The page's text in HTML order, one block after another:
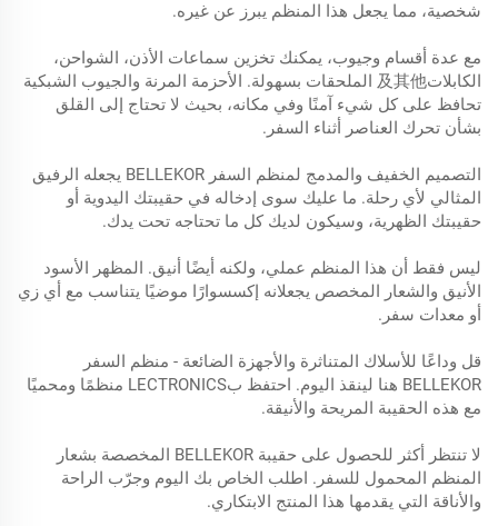
شخصية، مما يجعل هذا المنظم يبرز عن غيره.
مع عدة أقسام وجيوب، يمكنك تخزين سماعات الأذن، الشواحن،
الكابلات及其他 الملحقات بسهولة. الأحزمة المرنة والجيوب الشبكية
تحافظ على كل شيء آمنًا وفي مكانه، بحيث لا تحتاج إلى القلق
بشأن تحرك العناصر أثناء السفر.
التصميم الخفيف والمدمج لمنظم السفر BELLEKOR يجعله الرفيق
المثالي لأي رحلة. ما عليك سوى إدخاله في حقيبتك اليدوية أو
حقيبتك الظهرية، وسيكون لديك كل ما تحتاجه تحت يدك.
ليس فقط أن هذا المنظم عملي، ولكنه أيضًا أنيق. المظهر الأسود
الأنيق والشعار المخصص يجعلانه إكسسوارًا موضيًا يتناسب مع أي زي
أو معدات سفر.
قل وداعًا للأسلاك المتناثرة والأجهزة الضائعة - منظم السفر
BELLEKOR هنا لينقذ اليوم. احتفظ بLECTRONICS منظمًا ومحميًا
مع هذه الحقيبة المريحة والأنيقة.
لا تنتظر أكثر للحصول على حقيبة BELLEKOR المخصصة بشعار
المنظم المحمول للسفر. اطلب الخاص بك اليوم وجرّب الراحة
والأناقة التي يقدمها هذا المنتج الابتكاري.